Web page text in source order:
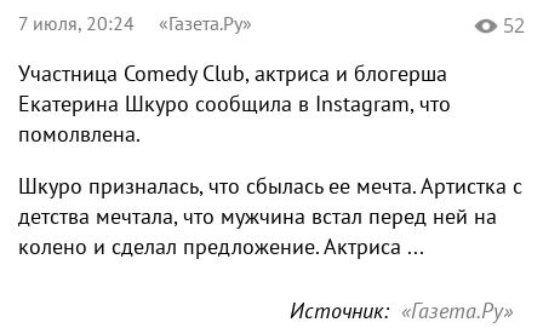
7 июля, 20:24 «Газета.Ру» 52
Участница Comedy Club, актриса и блогерша
Екатерина Шкуро сообщила в Instagram, что
помолвлена.
Шкуро призналась, что сбылась ее мечта. Артистка с
детства мечтала, что мужчина встал перед ней на
колено и сделал предложение. Актриса ...
Источник: «Газета.Ру»